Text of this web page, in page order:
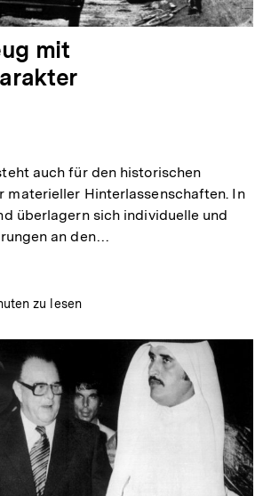
mit
auch für den historischen
materieller Hinterlassenschaften. In
überlagern sich individuelle und
an den…
zu lesen